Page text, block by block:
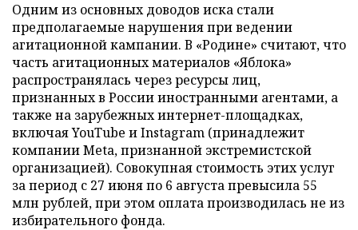
Одним из основных доводов иска стали
предполагаемые нарушения при ведении
агитационной кампании. В «Родине» считают, что
часть агитационных материалов «Яблока»
распространялась через ресурсы лиц,
признанных в России иностранными агентами, а
также на зарубежных интернет-площадках,
включая YouTube и Instagram (принадлежит
компании Meta, признанной экстремистской
организацией). Совокупная стоимость этих услуг
за период с 27 июня по 6 августа превысила 55
млн рублей, при этом оплата производилась не из
избирательного фонда.